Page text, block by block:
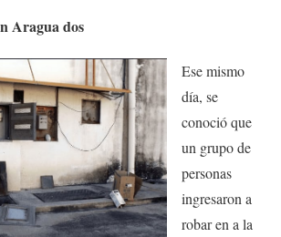
Aragua dos
Ese mismo
día, se
conoció que
un grupo de
personas
ingresaron a
robar en a la